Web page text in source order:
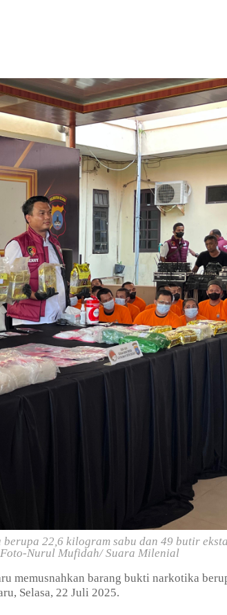
22,6 kilogram sabu dan 49 butir
Foto-Nurul Mufidah/ Suara Milenial
memusnahkan barang bukti narkotika
Selasa, 22 Juli 2025.